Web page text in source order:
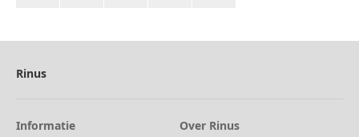
Rinus
Informatie Over Rinus